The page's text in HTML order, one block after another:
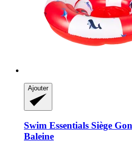
Ajouter
Swim Essentials Siège
Baleine